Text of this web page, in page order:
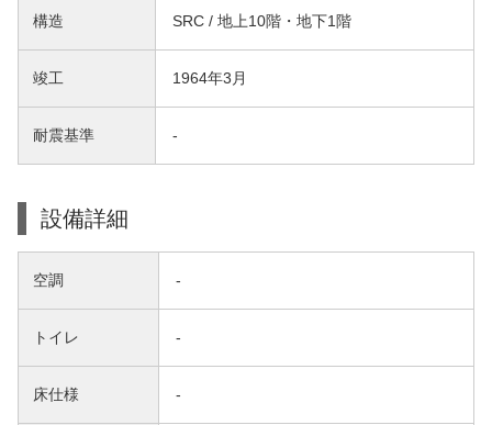
構造 SRC / 地上10階・地下1階
竣工 1964年3月
耐震基準 -
設備詳細
空調 -
トイレ -
床仕様 -